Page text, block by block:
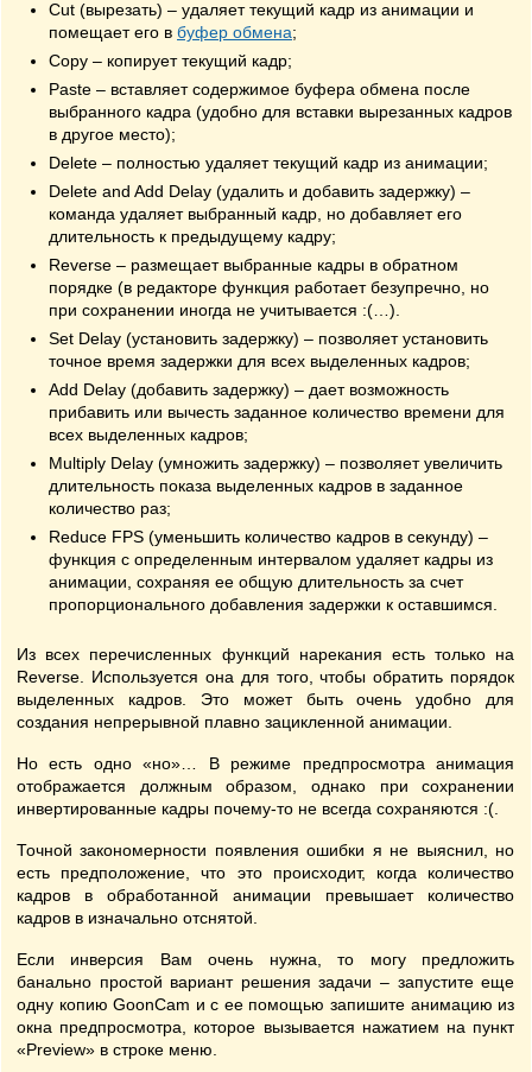
Cut (вырезать) – удаляет текущий кадр из анимации и
помещает его в буфер обмена;
Copy – копирует текущий кадр;
Paste – вставляет содержимое буфера обмена после
выбранного кадра (удобно для вставки вырезанных кадров
в другое место);
Delete – полностью удаляет текущий кадр из анимации;
Delete and Add Delay (удалить и добавить задержку) –
команда удаляет выбранный кадр, но добавляет его
длительность к предыдущему кадру;
Reverse – размещает выбранные кадры в обратном
порядке (в редакторе функция работает безупречно, но
при сохранении иногда не учитывается :(…).
Set Delay (установить задержку) – позволяет установить
точное время задержки для всех выделенных кадров;
Add Delay (добавить задержку) – дает возможность
прибавить или вычесть заданное количество времени для
всех выделенных кадров;
Multiply Delay (умножить задержку) – позволяет увеличить
длительность показа выделенных кадров в заданное
количество раз;
Reduce FPS (уменьшить количество кадров в секунду) –
функция с определенным интервалом удаляет кадры из
анимации, сохраняя ее общую длительность за счет
пропорционального добавления задержки к оставшимся.
Из всех перечисленных функций нарекания есть только на
Reverse. Используется она для того, чтобы обратить порядок
выделенных кадров. Это может быть очень удобно для
создания непрерывной плавно зацикленной анимации.
Но есть одно «но»… В режиме предпросмотра анимация
отображается должным образом, однако при сохранении
инвертированные кадры почему-то не всегда сохраняются :(.
Точной закономерности появления ошибки я не выяснил, но
есть предположение, что это происходит, когда количество
кадров в обработанной анимации превышает количество
кадров в изначально отснятой.
Если инверсия Вам очень нужна, то могу предложить
банально простой вариант решения задачи – запустите еще
одну копию GoonCam и с ее помощью запишите анимацию из
окна предпросмотра, которое вызывается нажатием на пункт
«Preview» в строке меню.